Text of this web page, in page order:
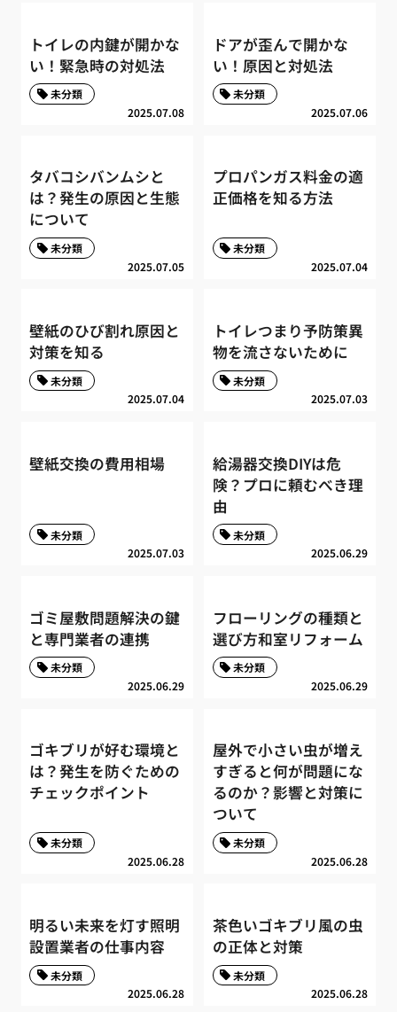
トイレの内鍵が開かな
い！緊急時の対処法
2025.07.08
未分類
ドアが歪んで開かな
い！原因と対処法
2025.07.06
未分類
タバコシバンムシと
は？発生の原因と生態
について
2025.07.05
未分類
プロパンガス料金の適
正価格を知る方法
2025.07.04
未分類
壁紙のひび割れ原因と
対策を知る
2025.07.04
未分類
トイレつまり予防策異
物を流さないために
2025.07.03
未分類
壁紙交換の費用相場
2025.07.03
未分類
給湯器交換DIYは危
険？プロに頼むべき理
由
2025.06.29
未分類
ゴミ屋敷問題解決の鍵
と専門業者の連携
2025.06.29
未分類
フローリングの種類と
選び方和室リフォーム
2025.06.29
未分類
ゴキブリが好む環境と
は？発生を防ぐための
チェックポイント
2025.06.28
未分類
屋外で小さい虫が増え
すぎると何が問題にな
るのか？影響と対策に
ついて
2025.06.28
未分類
明るい未来を灯す照明
設置業者の仕事内容
2025.06.28
未分類
茶色いゴキブリ風の虫
の正体と対策
2025.06.28
未分類